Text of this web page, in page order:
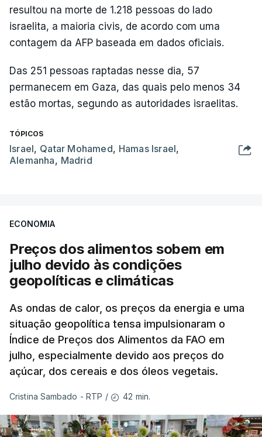
resultou na morte de 1.218 pessoas do lado
israelita, a maioria civis, de acordo com uma
contagem da AFP baseada em dados oficiais.
Das 251 pessoas raptadas nesse dia, 57
permanecem em Gaza, das quais pelo menos 34
estão mortas, segundo as autoridades israelitas.
TÓPICOS
Israel, Qatar Mohamed, Hamas Israel,
Alemanha, Madrid
ECONOMIA
Preços dos alimentos sobem em
julho devido às condições
geopolíticas e climáticas
As ondas de calor, os preços da energia e uma
situação geopolítica tensa impulsionaram o
Índice de Preços dos Alimentos da FAO em
julho, especialmente devido aos preços do
açúcar, dos cereais e dos óleos vegetais.
Cristina Sambado - RTP / 42 min.